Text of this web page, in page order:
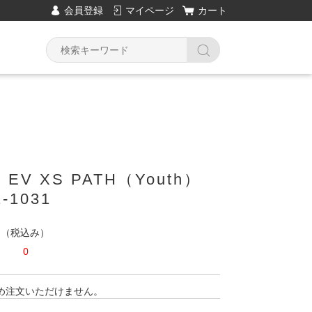
会員登録 マイページ カート
EV XS PATH（Youth）
1031
（税込み）
0
注文いただけません。